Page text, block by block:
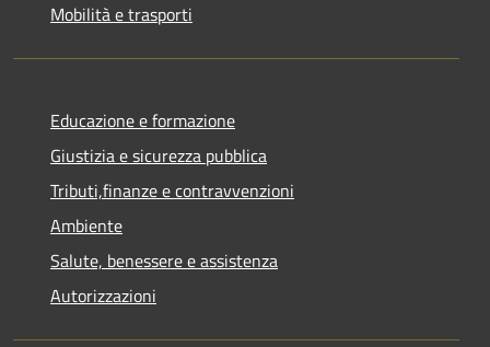
Mobilità e trasporti
Educazione e formazione
Giustizia e sicurezza pubblica
Tributi,finanze e contravvenzioni
Ambiente
Salute, benessere e assistenza
Autorizzazioni